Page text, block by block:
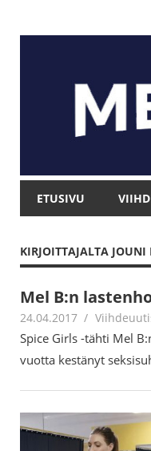
ETUSIVU
KIRJOITTAJALTA JOUNI
Mel B:n
24.04.2017 Jouni Hirn
Spice Girls -tähti Mel
vuotta kestänyt